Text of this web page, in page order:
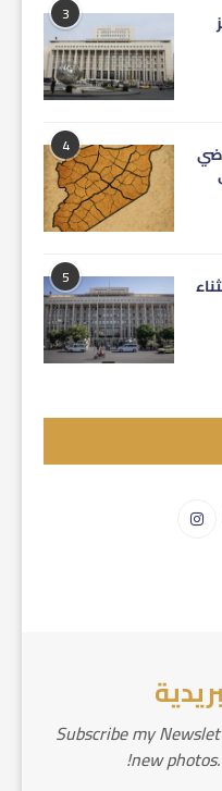
3
4
5
Subscribe my
new